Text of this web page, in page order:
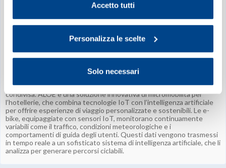
Accetto tutti
Personalizza le scelte
Solo necessari
Sviluppo, produzione e commercio di software legati alla mobilità
condivisa. ALOE è una soluzione innovativa di micromobilità per
l’hotellerie, che combina tecnologie IoT con l’intelligenza artificiale
per offrire esperienze di viaggio personalizzate e sostenibili. Le e-
bike, equipaggiate con sensori IoT, monitorano continuamente
variabili come il traffico, condizioni meteorologiche e i
comportamenti di guida degli utenti. Questi dati vengono trasmessi
in tempo reale a un sofisticato sistema di intelligenza artificiale, che li
analizza per generare percorsi ciclabili.